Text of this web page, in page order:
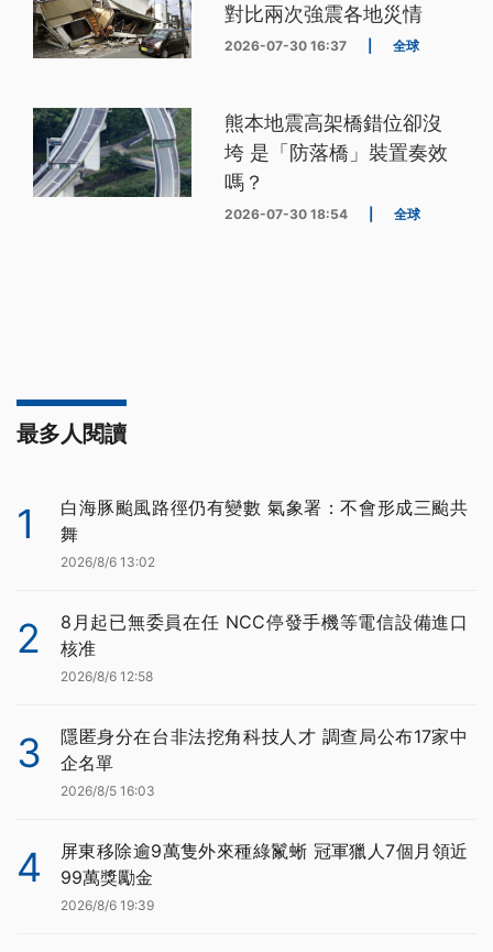
對比兩次強震各地災情
2026-07-30 16:37 全球
熊本地震高架橋錯位卻沒
垮 是「防落橋」裝置奏效
嗎？
2026-07-30 18:54 全球
最多人閱讀
1
白海豚颱風路徑仍有變數 氣象署：不會形成三颱共
舞
2026/8/6 13:02
2
8月起已無委員在任 NCC停發手機等電信設備進口
核准
2026/8/6 12:58
3
隱匿身分在台非法挖角科技人才 調查局公布17家中
企名單
2026/8/5 16:03
4
屏東移除逾9萬隻外來種綠鬣蜥 冠軍獵人7個月領近
99萬獎勵金
2026/8/6 19:39